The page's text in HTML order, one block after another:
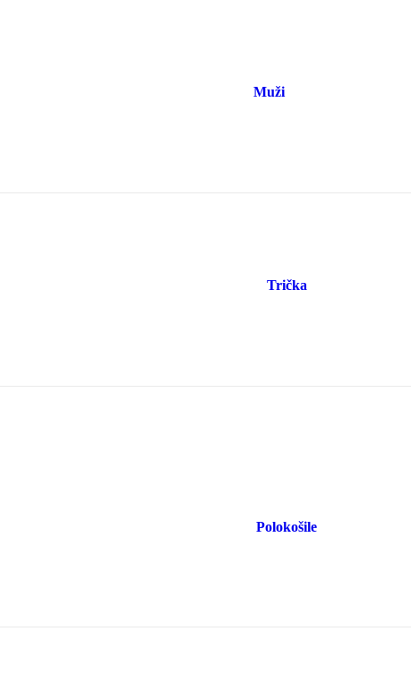
Muži
Trička
Polokošile